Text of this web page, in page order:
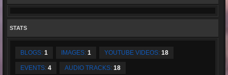
STATS
BLOGS: 1 IMAGES: 1 YOUTUBE VIDEOS: 18
EVENTS: 4 AUDIO TRACKS: 18